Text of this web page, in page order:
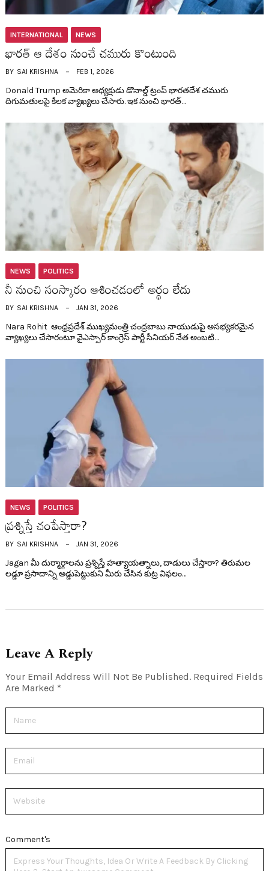
INTERNATIONAL NEWS
భార‌త్ ఆ దేశం నుంచే చ‌మురు కొంటుంది
BY SAI KRISHNA FEB 1, 2026
Donald Trump అమెరికా అధ్య‌క్షుడు డొనాల్డ్ ట్రంప్ భార‌త‌దేశ చ‌మురు
దిగుమతుల‌పై కీల‌క వ్యాఖ్య‌లు చేసారు. ఇక నుంచి భార‌త్…
NEWS POLITICS
నీ నుంచి సంస్కారం ఆశించ‌డంలో అర్థం లేదు
BY SAI KRISHNA JAN 31, 2026
Nara Rohit ఆంధ్ర‌ప్ర‌దేశ్ ముఖ్య‌మంత్రి చంద్ర‌బాబు నాయుడుపై అస‌భ్య‌క‌ర‌మైన
వ్యాఖ్య‌లు చేసారంటూ వైఎస్సార్ కాంగ్రెస్ పార్టీ సీనియ‌ర్ నేత అంబ‌టి…
NEWS POLITICS
ప్ర‌శ్నిస్తే చంపేస్తారా?
BY SAI KRISHNA JAN 31, 2026
Jagan మీ దుర్మార్గాలను ప్రశ్నిస్తే హత్యాయత్నాలు, దాడులు చేస్తారా? తిరుమల
లడ్డూ ప్రసాదాన్ని అడ్డుపెట్టుకుని మీరు చేసిన కుట్ర విఫలం…
Leave A Reply
Your Email Address Will Not Be Published. Required Fields
Are Marked *
Comment's